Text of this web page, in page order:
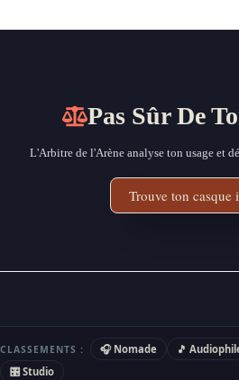
Pas Sûr De
L'Arbitre de l'Arène analyse ton usage et
Trouve ton casque
CLASSEMENTS : 🎧 Nomade 🎵
🎛 Studio